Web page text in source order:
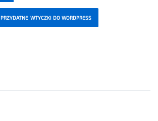
PRZYDATNE WTYCZKI DO WORDPRESS